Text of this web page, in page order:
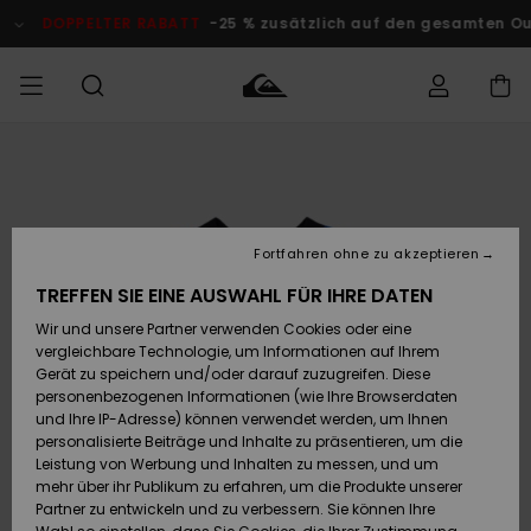
Produktinformation
DOPPELTER RABATT -25 % zusätzlich auf den gesamten
Accessoires
Schuhe&
Flip-Flops
Surf
Snow
JUNGEN
Accessoires
Schuhe&
Flip-Flops
Surf
Snow
FRAUEN
Brandneu
Highlights
Snow
SURF
Kinder
Highlights
Community
SNOW
Kinder
Snow Shop
Damen
Highlights
DOPPELTER
RABATT
KINDER
Outlet
Frauen
Versand
Retouren
Bezahlung
Geschenkkarte
Quiksilver
TREFFEN SIE EINE AUSWAHL FÜR IHRE DATEN
Wir und unsere Partner verwenden Cookies oder eine
vergleichbare Technologie, um Informationen auf Ihrem
Gerät zu speichern und/oder darauf zuzugreifen. Diese
personenbezogenen Informationen (wie Ihre Browserdaten
und Ihre IP-Adresse) können verwendet werden, um Ihnen
personalisierte Beiträge und Inhalte zu präsentieren, um die
Leistung von Werbung und Inhalten zu messen, und um
mehr über ihr Publikum zu erfahren, um die Produkte unserer
Partner zu entwickeln und zu verbessern. Sie können Ihre
Fortfahren ohne zu akzeptieren